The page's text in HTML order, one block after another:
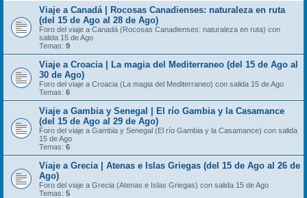
Viaje a Canadá | Rocosas Canadienses: naturaleza en ruta
(del 15 de Ago al 28 de Ago)
Foro del viaje a Canadá (Rocosas Canadienses: naturaleza en ruta) con
salida 15 de Ago
Temas: 9
Viaje a Croacia | La magia del Mediterraneo (del 15 de Ago al
30 de Ago)
Foro del viaje a Croacia (La magia del Mediterraneo) con salida 15 de Ago
Temas: 6
Viaje a Gambia y Senegal | El río Gambia y la Casamance
(del 15 de Ago al 29 de Ago)
Foro del viaje a Gambia y Senegal (El río Gambia y la Casamance) con salida
15 de Ago
Temas: 6
Viaje a Grecia | Atenas e Islas Griegas (del 15 de Ago al 26 de
Ago)
Foro del viaje a Grecia (Atenas e Islas Griegas) con salida 15 de Ago
Temas: 5